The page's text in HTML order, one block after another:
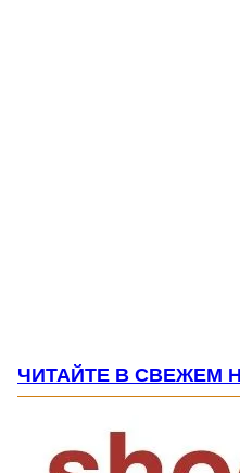
ЧИТАЙТЕ В СВЕЖЕМ